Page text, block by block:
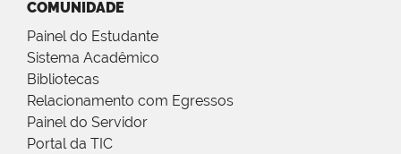
COMUNIDADE
Painel do Estudante
Sistema Acadêmico
Bibliotecas
Relacionamento com Egressos
Painel do Servidor
Portal da TIC